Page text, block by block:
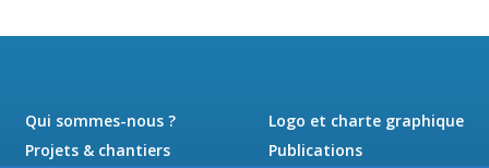
Qui sommes-nous ?
Projets & chantiers
Logo et charte graphique
Publications